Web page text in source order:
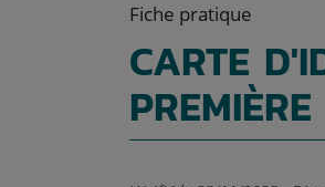
Fiche pratique
CARTE